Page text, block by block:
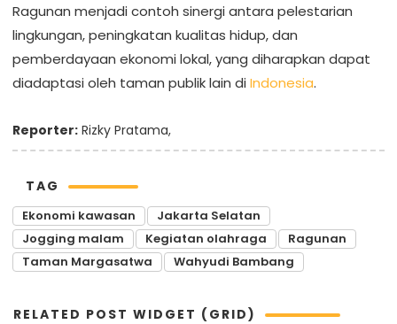
Ragunan menjadi contoh sinergi antara pelestarian
lingkungan, peningkatan kualitas hidup, dan
pemberdayaan ekonomi lokal, yang diharapkan dapat
diadaptasi oleh taman publik lain di Indonesia.
Reporter: Rizky Pratama,
TAG
Ekonomi kawasan
Jakarta Selatan
Jogging malam
Kegiatan olahraga
Ragunan
Taman Margasatwa
Wahyudi Bambang
RELATED POST WIDGET (GRID)